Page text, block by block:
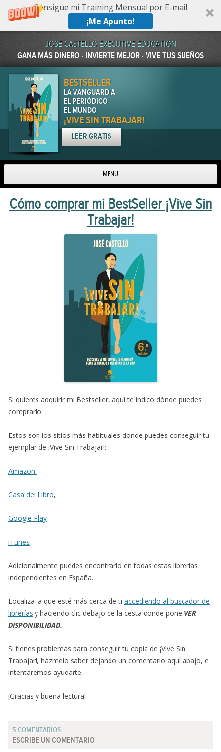
Consigue mi Training Mensual por E-mail
¡Me Apunto!
JOSÉ CASTELLÓ EXECUTIVE EDUCATION
GANA MÁS DINERO · INVIERTE MEJOR · VIVE TUS SUEÑOS
BESTSELLER
LA VANGUARDIA
EL PERIÓDICO
EL MUNDO
¡VIVE SIN TRABAJAR!
LEER GRATIS
MENU
Skip to content
Cómo comprar mi BestSeller ¡Vive Sin
Trabajar!
Si quieres adquirir mi Bestseller, aquí te indico dónde puedes
comprarlo:
Estos son los sitios más habituales donde puedes conseguir tu
ejemplar de ¡Vive Sin Trabajar!:
Amazon.
Casa del Libro,
Google Play
iTunes
Adicionalmente puedes encontrarlo en todas estas librerías
independientes en España.
Localiza la que esté más cerca de ti accediendo al buscador de
librerías.y haciendo clic debajo de la cesta donde pone VER
DISPONIBILIDAD.
Si tienes problemas para conseguir tu copia de ¡Vive Sin
Trabajar!, házmelo saber dejando un comentario aquí abajo, e
intentaremos ayudarte.
¡Gracias y buena lectura!
5 COMENTARIOS
ESCRIBE UN COMENTARIO